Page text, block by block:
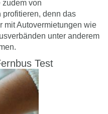
von
profitieren, denn das
mit Autovermietungen wie
unter anderem
Test